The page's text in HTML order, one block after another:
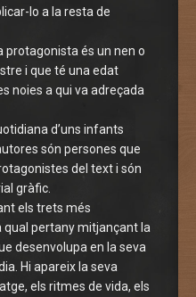
lo a la resta de
protagonista és un nen o
i que té una edat
noies a qui va adreçada
d’uns infants
són persones que
del text i són
gràfic.
els trets més
qual pertany mitjançant la
desenvolupa en la seva
Hi apareix la seva
els ritmes de vida, els